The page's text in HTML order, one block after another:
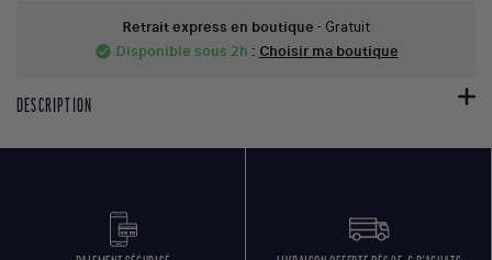
Retrait express en boutique - Gratuit
check_circle Disponible sous 2h : Choisir ma boutique
DESCRIPTION